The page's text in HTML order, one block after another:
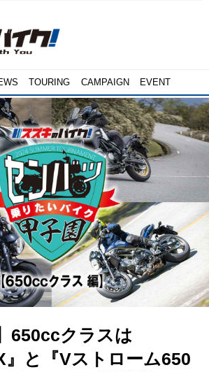
TOURING CAMPAIGN EVENT
650ccクラスは
』と『Vストローム650